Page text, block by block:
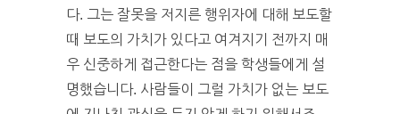
다. 그는 잘못을 저지른 행위자에 대해 보도할
때 보도의 가치가 있다고 여겨지기 전까지 매
우 신중하게 접근한다는 점을 학생들에게 설
명했습니다. 사람들이 그럴 가치가 없는 보도